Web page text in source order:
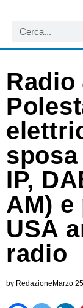
Radio
IP,
AM)
USA
radio
by Redazione Marzo